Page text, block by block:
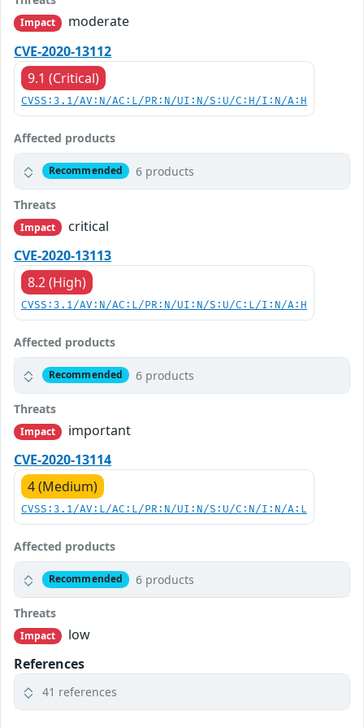
Impact
moderate
CVE-2020-13112
9.1 (Critical)
CVSS:3.1/AV:N/AC:L/PR:N/UI:N/S:U/C:H/I:N/A:H
Affected products
Recommended 6 products
Threats
Impact
critical
CVE-2020-13113
8.2 (High)
CVSS:3.1/AV:N/AC:L/PR:N/UI:N/S:U/C:L/I:N/A:H
Affected products
Recommended 6 products
Threats
Impact
important
CVE-2020-13114
4 (Medium)
CVSS:3.1/AV:L/AC:L/PR:N/UI:N/S:U/C:N/I:N/A:L
Affected products
Recommended 6 products
Threats
Impact
low
References
41 references